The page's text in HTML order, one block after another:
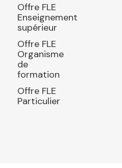
Offre FLE
Enseignement
supérieur
Offre FLE
Organisme
de
formation
Offre FLE
Particulier